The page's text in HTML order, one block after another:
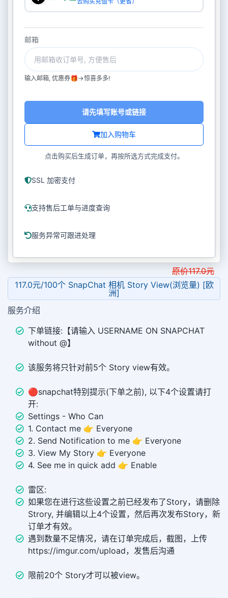
邮箱
输入邮箱, 优惠券🎁->惊喜多多!
加入购物车
请先填写账号或链接
点击购买后生成订单，再按所选方式完成支付。
SSL 加密支付
支持售后工单与进度查询
服务异常可跟进处理
原价117.0元
117.0元/100个 SnapChat 相机 Story View(浏览量) [欧
洲]
服务介绍
下单链接:【请输入 USERNAME ON SNAPCHAT
without @】
该服务将只针对前5个 Story view有效。
🔴snapchat特别提示(下单之前), 以下4个设置请打
开:
Settings - Who Can
1. Contact me 👉 Everyone
2. Send Notification to me 👉 Everyone
3. View My Story 👉 Everyone
4. See me in quick add 👉 Enable
雷区:
如果您在进行这些设置之前已经发布了Story，请删除
Strory, 并编辑以上4个设置，然后再次发布Story，新
订单才有效。
遇到数量不足情况，请在订单完成后，截图，上传
https://imgur.com/upload，发售后沟通
限前20个 Story才可以被view。